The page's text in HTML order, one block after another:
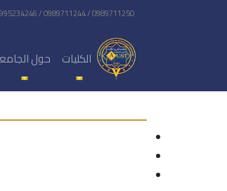
/ 0989711244 / 0989711250
الكليات حول